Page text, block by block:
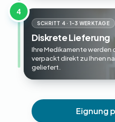
4
SCHRITT 4 · 1-3 WERKTAGE
Diskrete Lieferung
Ihre Medikamente werden
verpackt direkt zu Ihnen
geliefert.
Eignung